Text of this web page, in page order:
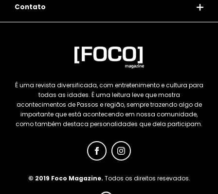
Contato
É uma revista diversificada, com entretenimento e cultura para
todas as idades. É uma leitura leve que mostra
acontecimentos de Passos e região, sempre trazendo algo de
importante que está acontecendo em nossa comunidade,
como também destaca personalidades que dela participam.
© 2019 Foco Magazine. Todos os direitos resevados.